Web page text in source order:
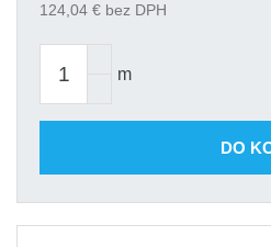
124,04 € bez DPH
m
DO